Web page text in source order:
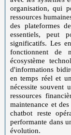
organisation, qui
ressources
des plateformes
essentiels, peut
significatifs. Les
fonctionnent de
écosystème
d'informations
en temps réel et
nécessite souvent
ressources
maintenance et
chatbot reste
performante dans
évolution.